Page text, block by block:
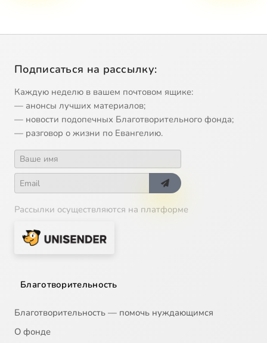
Подписаться на рассылку:
Каждую неделю в вашем почтовом ящике:
— анонсы лучших материалов;
— новости подопечных Благотворительного фонда;
— разговор о жизни по Евангелию.
Рассылки осуществляются на платформе
Благотворительность
Благотворительность — помочь нуждающимся
О фонде